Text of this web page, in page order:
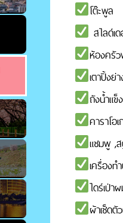
โต๊ะพูล
สไลด์เ
ห้องครั
เตาปิ้งย่
ถังน้ำแข็ง
คาราโอ
แชมพู ,
เครื่องท
ไดร์เป่า
ผ้าเช็ดตั